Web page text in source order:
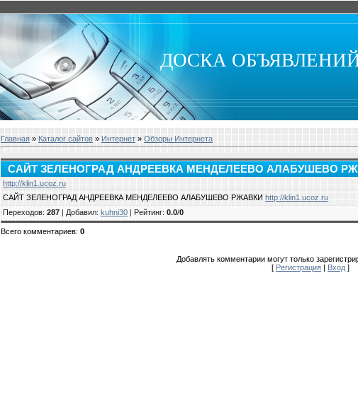
ДОСКА
Главная » Каталог сайтов » Интернет » Обзоры Интернета
САЙТ ЗЕЛЕНОГРАД АНДРЕЕВКА МЕНДЕЛЕЕВО АЛАБУШЕВО
http://klin1.ucoz.ru
САЙТ ЗЕЛЕНОГРАД АНДРЕЕВКА МЕНДЕЛЕЕВО АЛАБУШЕВО РЖАВКИ http://klin1.ucoz.ru
Переходов: 287 | Добавил: kuhni30 | Рейтинг: 0.0/0
Всего комментариев: 0
Добавлять комментарии могут только
[ Регистрация | Вход ]